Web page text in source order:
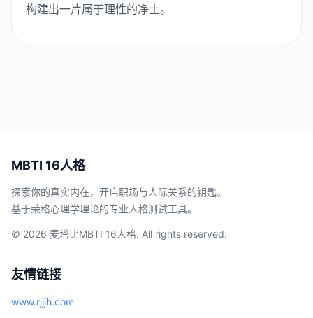
构建出一片属于理性的净土。
MBTI 16人格
探索你的真实内在，开启职场与人际关系的钥匙。
基于荣格心理学理论的专业人格测试工具。
© 2026 麦塔比MBTI 16人格. All rights reserved.
友情链接
www.rjjjh.com